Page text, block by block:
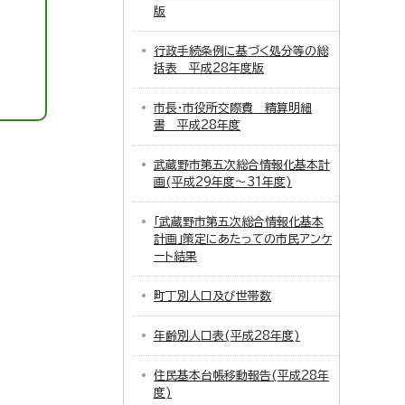
版
行政手続条例に基づく処分等の総
括表 平成28年度版
市長・市役所交際費 精算明細
書 平成28年度
武蔵野市第五次総合情報化基本計
画(平成29年度～31年度)
「武蔵野市第五次総合情報化基本
計画」策定にあたっての市民アンケ
ート結果
町丁別人口及び世帯数
年齢別人口表(平成28年度)
住民基本台帳移動報告(平成28年
度)